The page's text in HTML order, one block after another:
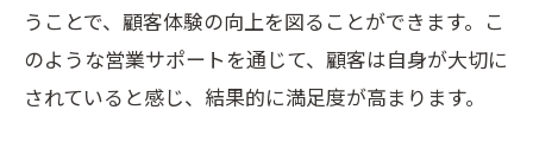
うことで、顧客体験の向上を図ることができます。こ
のような営業サポートを通じて、顧客は自身が大切に
されていると感じ、結果的に満足度が高まります。